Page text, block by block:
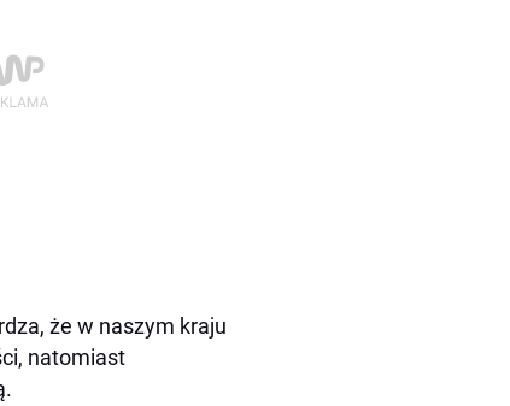
że w naszym kraju
natomiast